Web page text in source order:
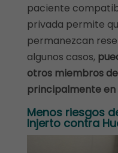
paciente
privada permite
permanezcan
algunos casos,
otros miembros
principalmente en
Menos riesgos
Injerto contra